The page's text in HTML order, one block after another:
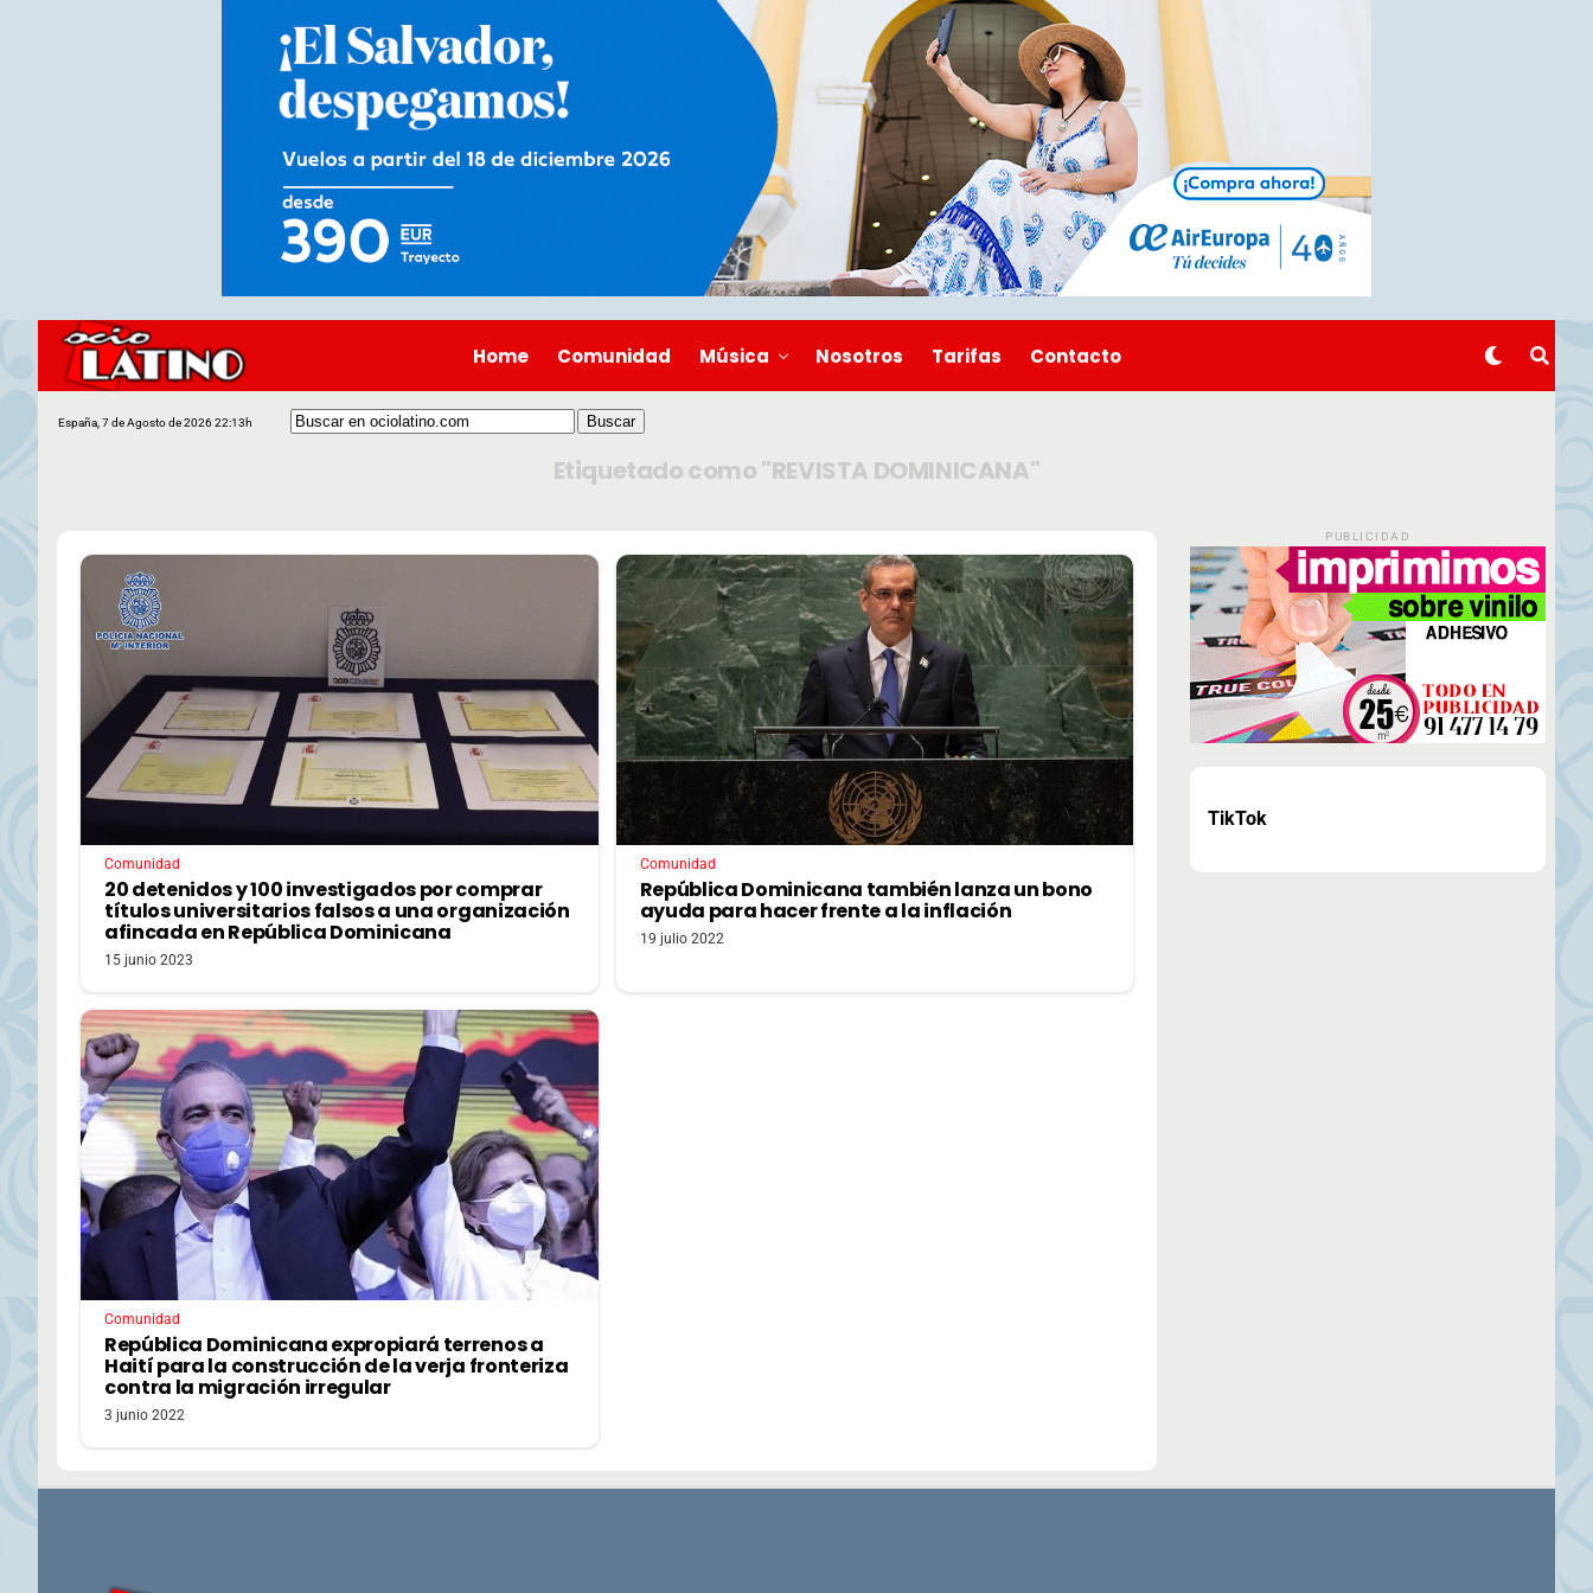
Home Comunidad Música Nosotros Tarifas Contacto
España, 7 de Agosto de 2026 22:13h
Etiquetado como "REVISTA DOMINICANA"
Comunidad
20 detenidos y 100 investigados por comprar
títulos universitarios falsos a una organización
afincada en República Dominicana
15 junio 2023
Comunidad
República Dominicana también lanza un bono
ayuda para hacer frente a la inflación
19 julio 2022
Comunidad
República Dominicana expropiará terrenos a
Haití para la construcción de la verja fronteriza
contra la migración irregular
3 junio 2022
PUBLICIDAD
TikTok